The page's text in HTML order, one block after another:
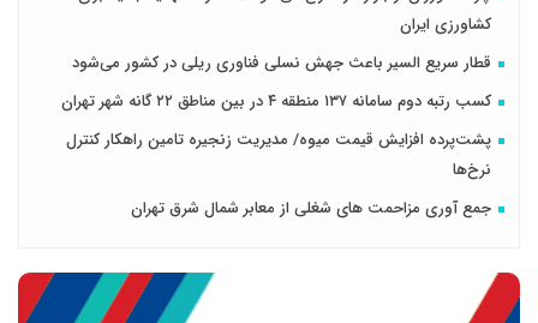
کشاورزی ایران
قطار سریع السیر باعث جهش نسلی فناوری ریلی در کشور می‌شود
کسب رتبه دوم سامانه ۱۳۷ منطقه ۴ در بین مناطق ۲۲ گانه شهر تهران
پشت‌پرده افزایش قیمت میوه/ مدیریت زنجیره‌ تامین راهکار کنترل
نرخ‌ها
جمع آوری مزاحمت های شغلی از معابر شمال شرق تهران